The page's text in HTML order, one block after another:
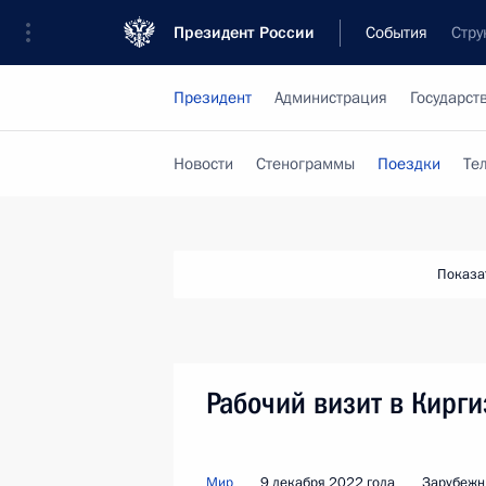
Президент России События
Президент Администрация
Новости Стенограммы Поездки
Рабочий визит в